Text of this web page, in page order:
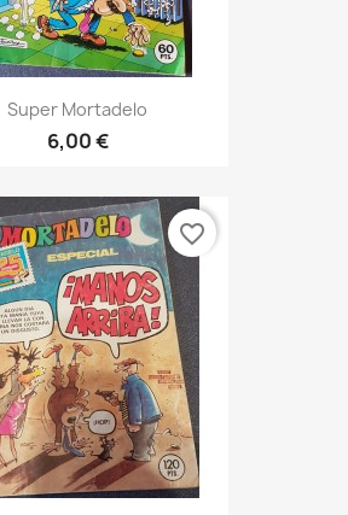
Super Mortadelo
6,00 €
favorite_border